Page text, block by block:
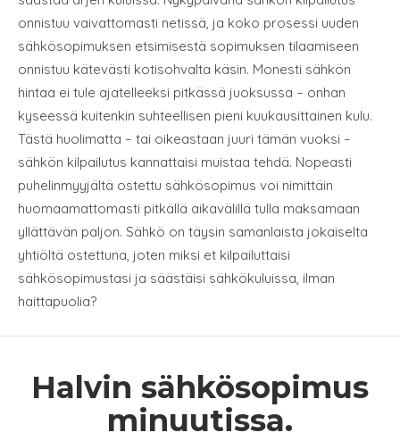
onnistuu vaivattomasti netissä, ja koko prosessi uuden
sähkösopimuksen etsimisestä sopimuksen tilaamiseen
onnistuu kätevästi kotisohvalta käsin. Monesti sähkön
hintaa ei tule ajatelleeksi pitkässä juoksussa – onhan
kyseessä kuitenkin suhteellisen pieni kuukausittainen kulu.
Tästä huolimatta – tai oikeastaan juuri tämän vuoksi –
sähkön kilpailutus kannattaisi muistaa tehdä. Nopeasti
puhelinmyyjältä ostettu sähkösopimus voi nimittäin
huomaamattomasti pitkällä aikavälillä tulla maksamaan
yllättävän paljon. Sähkö on täysin samanlaista jokaiselta
yhtiöltä ostettuna, joten miksi et kilpailuttaisi
sähkösopimustasi ja säästäisi sähkökuluissa, ilman
haittapuolia?
Halvin sähkösopimus
minuutissa.